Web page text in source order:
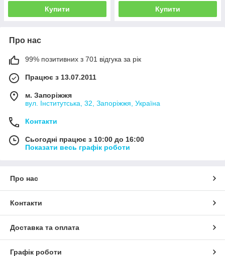
Купити Купити
Про нас
99% позитивних з 701 відгука за рік
Працює з 13.07.2011
м. Запоріжжя
вул. Інститутська, 32, Запоріжжя, Україна
Контакти
Сьогодні працює з 10:00 до 16:00
Показати весь графік роботи
Про нас
Контакти
Доставка та оплата
Графік роботи